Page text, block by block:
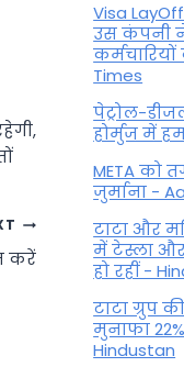
करें
Visa
उस कंपनी
Times
पेट्रोल-
होर्मुज में
META को
जुर्माना -
टाटा और
में टेस्ला और
हो रहीं -
टाटा ग्रुप
मुनाफा
Hindustan